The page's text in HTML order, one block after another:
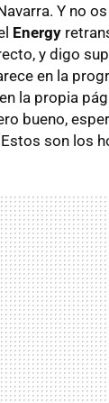
Y no
Energy
y digo
en la
la propia
bueno,
son los